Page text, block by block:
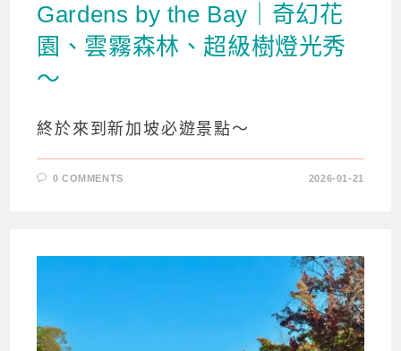
Gardens by the Bay｜奇幻花
園、雲霧森林、超級樹燈光秀
～
終於來到新加坡必遊景點～
0 COMMENTS 2026-01-21